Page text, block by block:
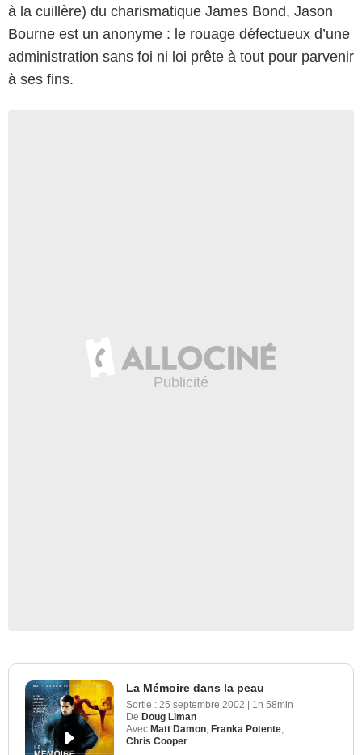
à la cuillère) du charismatique James Bond, Jason
Bourne est un anonyme : le rouage défectueux d’une
administration sans foi ni loi prête à tout pour parvenir
à ses fins.
La Mémoire dans la peau
Sortie : 25 septembre 2002 | 1h 58min
De Doug Liman
Avec Matt Damon Franka Potente
Chris Cooper